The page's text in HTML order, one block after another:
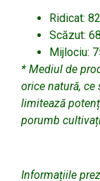
Ridicat:
Scăzut:
Mijlociu:
* Mediul de
orice natură, ce
limitează
porumb
Informațiile